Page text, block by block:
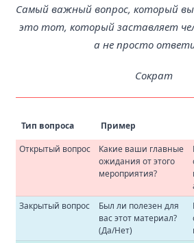
Самый важный вопрос, который
это тот, который заставляет
а не просто
Сократ
Тип вопроса Пример
Открытый вопрос
Какие ваши главные
ожидания от этого
мероприятия?
Закрытый вопрос
Был ли полезен для
вас этот материал?
(Да/Нет)